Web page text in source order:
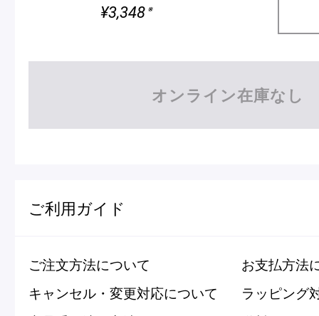
¥3,348 ※
オンライン在庫なし
ご利用ガイド
ご注文方法について
お支払方法
キャンセル・変更対応について
ラッピング